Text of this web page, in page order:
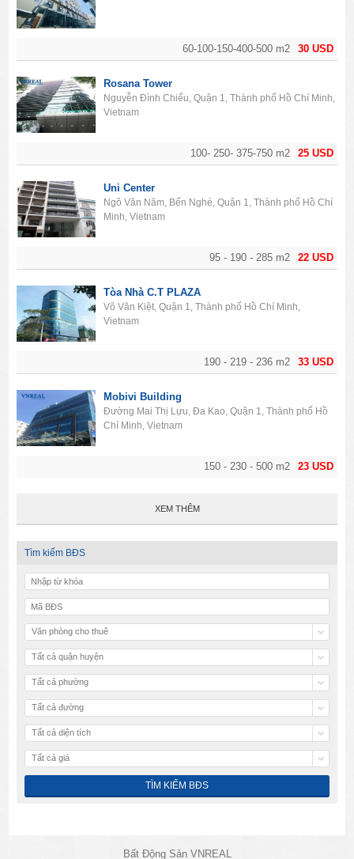
30 USD
60-100-150-400-500 m2
25 USD
100- 250- 375-750 m2
Rosana Tower
Nguyễn Đình Chiểu, Quận 1, Thành phố Hồ Chí Minh,
Vietnam
22 USD
95 - 190 - 285 m2
Uni Center
Ngô Văn Năm, Bến Nghé, Quận 1, Thành phố Hồ Chí
Minh, Vietnam
33 USD
190 - 219 - 236 m2
Tòa Nhà C.T PLAZA
Võ Văn Kiệt, Quận 1, Thành phố Hồ Chí Minh,
Vietnam
23 USD
150 - 230 - 500 m2
Mobivi Building
Đường Mai Thị Lựu, Đa Kao, Quận 1, Thành phố Hồ
Chí Minh, Vietnam
XEM THÊM
Tìm kiếm BĐS
Văn phòng cho thuê
Tất cả quận huyện
Tất cả phường
Tất cả đường
Tất cả diện tích
Tất cả giá
Bất Động Sản VNREAL